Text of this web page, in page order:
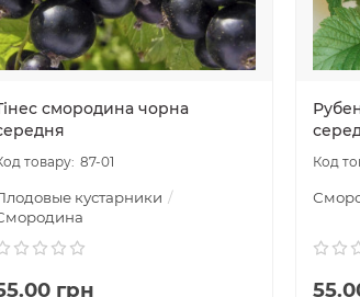
смородина чорна
87-01
кустарники
грн